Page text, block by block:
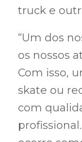
truck e
“Um dos
os nossos
Com isso,
skate ou
com